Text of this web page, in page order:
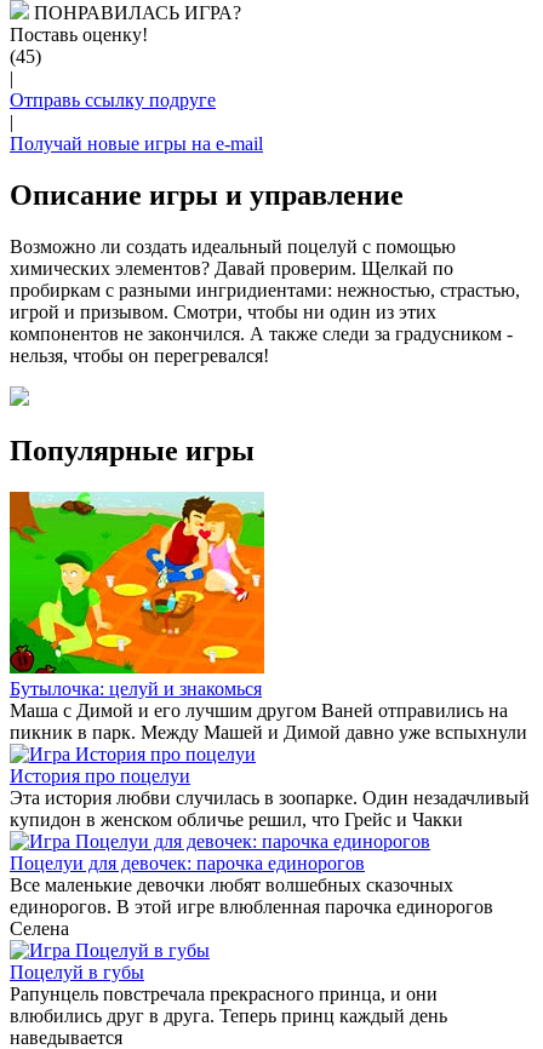
ПОНРАВИЛАСЬ ИГРА?
Поставь оценку!
(45)
|
Отправь ссылку подруге
|
Получай новые игры на e-mail
Описание игры и управление
Возможно ли создать идеальный поцелуй с помощью
химических элементов? Давай проверим. Щелкай по
пробиркам с разными ингридиентами: нежностью, страстью,
игрой и призывом. Смотри, чтобы ни один из этих
компонентов не закончился. А также следи за градусником -
нельзя, чтобы он перегревался!
Популярные игры
Бутылочка: целуй и знакомься
Маша с Димой и его лучшим другом Ваней отправились на
пикник в парк. Между Машей и Димой давно уже вспыхнули
История про поцелуи
Эта история любви случилась в зоопарке. Один незадачливый
купидон в женском обличье решил, что Грейс и Чакки
Поцелуи для девочек: парочка единорогов
Все маленькие девочки любят волшебных сказочных
единорогов. В этой игре влюбленная парочка единорогов
Селена
Поцелуй в губы
Рапунцель повстречала прекрасного принца, и они
влюбились друг в друга. Теперь принц каждый день
наведывается